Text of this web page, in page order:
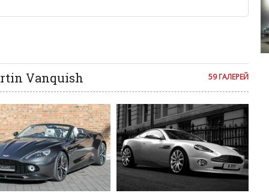
комментарии публикуются только после модерации, поэтому
сайте с некоторым опозданием.
59 ГАЛЕРЕЙ
Vanquish